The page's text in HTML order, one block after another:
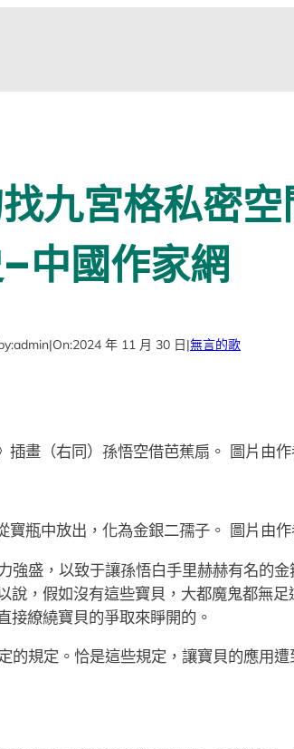
九宮格私密
中國作家網
admin|On:2024 年 11 月 30 日|無言的歌
插畫（右同）孫悟空借芭蕉扇。 圖片由
寶瓶中放出，化為金銀二孺子。 圖片由
強盛，以致于讓孫悟白手里赫赫有名的
，假如沒有這些寶貝，大都魔鬼都無
接繚繞寶貝的爭取來睜開的。
的規定。恰是這些規定，讓寶貝的應用